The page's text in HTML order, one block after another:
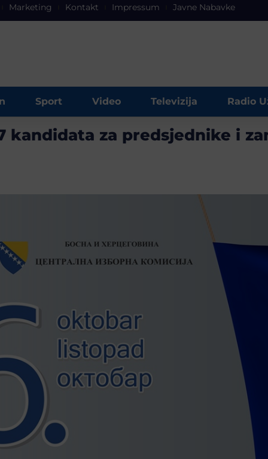
Marketing Kontakt Impressum Javne Nabavke
Sport Video Televizija Radio
kandidata za predsjednike i